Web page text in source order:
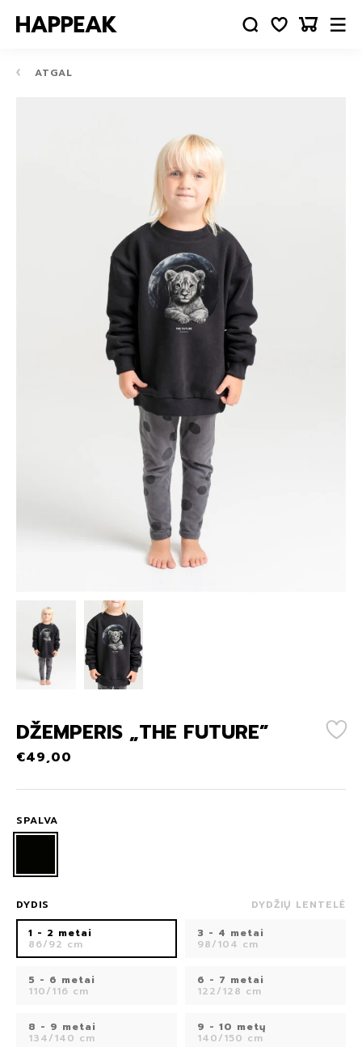
ATGAL
DŽEMPERIS „THE FUTURE”
€49,00
SPALVA
DYDIS
DYDŽIŲ LENTELĖ
1 - 2 metai
86/92 cm
3 - 4 metai
98/104 cm
5 - 6 metai
110/116 cm
6 - 7 metai
122/128 cm
8 - 9 metai
134/140 cm
9 - 10 metų
140/150 cm